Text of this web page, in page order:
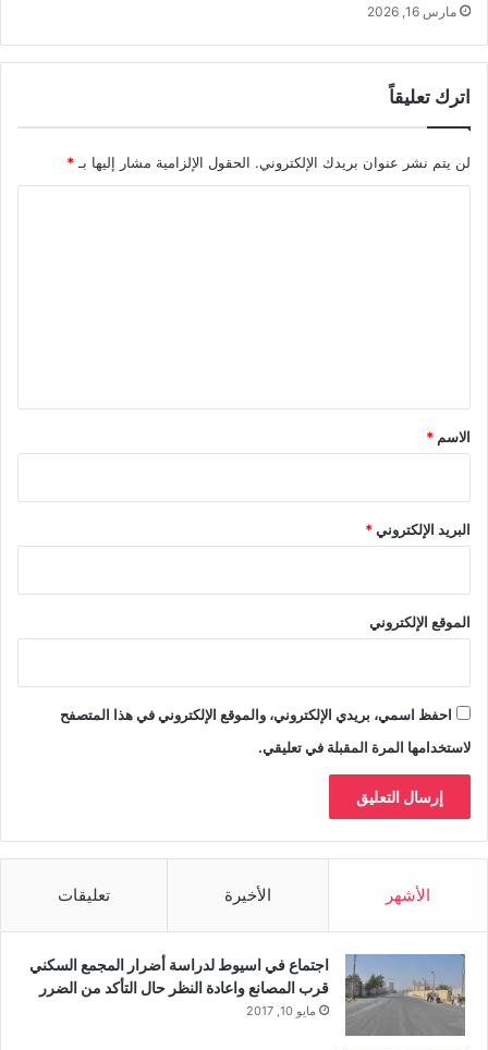
مارس 16, 2026
اترك تعليقاً
لن يتم نشر عنوان بريدك الإلكتروني. الحقول الإلزامية مشار إليها بـ*
*
الاسم *
البريد الإلكتروني*
الموقع الإلكتروني
احفظ اسمي، بريدي الإلكتروني، والموقع الإلكتروني في هذا المتصفح
لاستخدامها المرة المقبلة في تعليقي.
الأشهر الأخيرة تعليقات
اجتماع في اسيوط لدراسة أضرار المجمع السكني
قرب المصانع واعادة النظر حال التأكد من الضرر
مايو 10, 2017